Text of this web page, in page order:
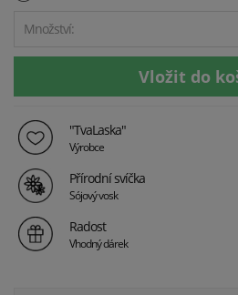
Množství:
"TvaLaska"
Výrobce
Přírodní svíčka
Sójový vosk
Radost
Vhodný dárek